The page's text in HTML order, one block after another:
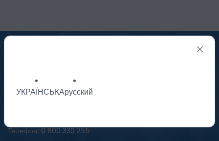
Техподдержка
Телефон: 0 800 330 255
УКРАЇНСЬКАрусский